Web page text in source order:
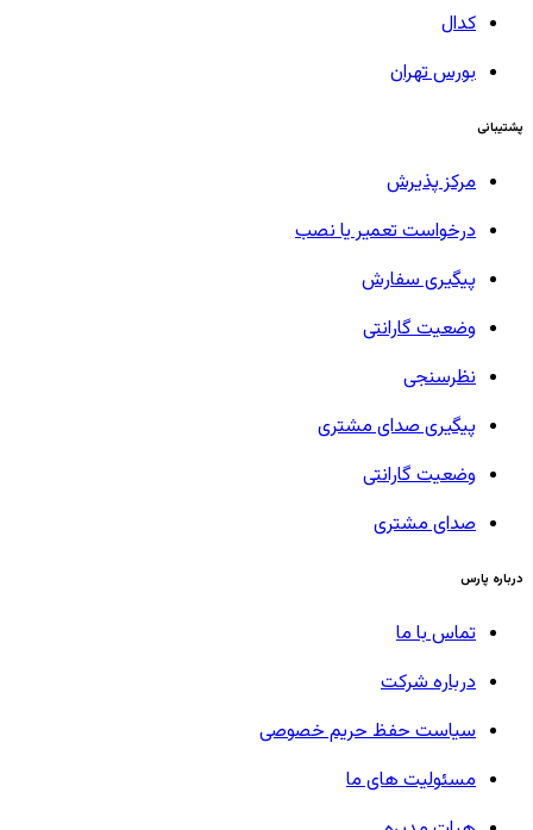
کدال
بورس تهران
پشتیبانی
مرکز پذیرش
درخواست تعمیر یا نصب
پیگیری سفارش
وضعیت گارانتی
نظرسنجی
پیگیری صدای مشتری
وضعیت گارانتی
صدای مشتری
درباره پارس
تماس با ما
درباره شرکت
سیاست حفظ حریم خصوصی
مسئولیت های ما